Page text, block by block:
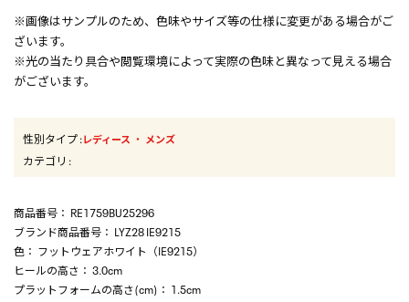
※画像はサンプルのため、色味やサイズ等の仕様に変更がある場合がご
ざいます。
※光の当たり具合や閲覧環境によって実際の色味と異なって見える場合
がございます。
性別タイプ:レディース ・ メンズ
カテゴリ :
商品番号 ： RE1759BU25296
ブランド商品番号 ： LYZ28 IE9215
色 ： フットウェアホワイト（IE9215）
ヒールの高さ ： 3.0cm
プラットフォームの高さ(cm) ： 1.5cm